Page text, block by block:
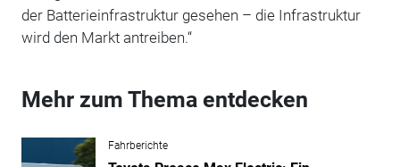
der Batterieinfrastruktur gesehen – die Infrastruktur
wird den Markt antreiben.“
Mehr zum Thema entdecken
Fahrberichte